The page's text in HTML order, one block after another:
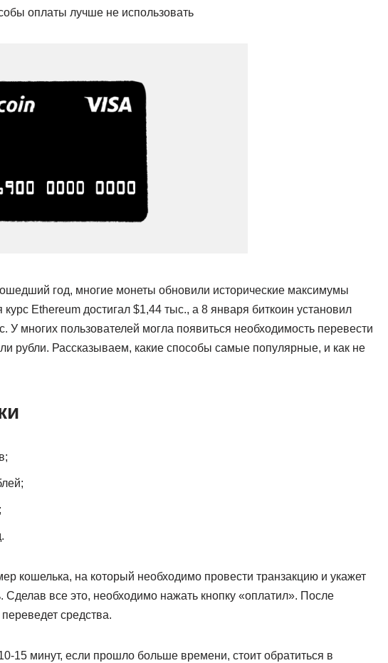
оплаты лучше не использовать
год, многие монеты обновили исторические максимумы
Ethereum достигал $1,44 тыс., а 8 января биткоин установил
У многих пользователей могла появиться необходимость перевести
рубли. Рассказываем, какие способы самые популярные, и как не
кошелька, на который необходимо провести транзакцию и укажет
Сделав все это, необходимо нажать кнопку «оплатил». После
средства.
15 минут, если прошло больше времени, стоит обратиться в